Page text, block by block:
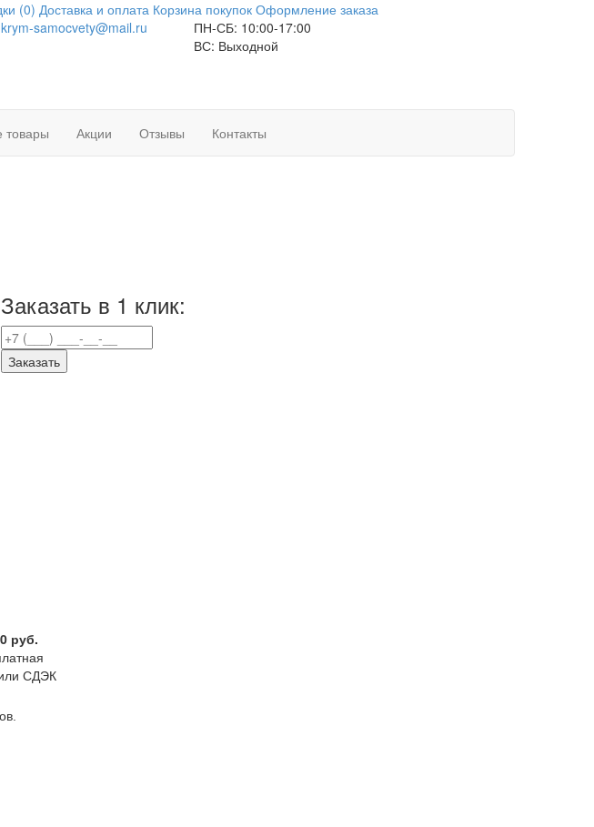
(0) Доставка и оплата Корзина покупок Оформление заказа
krym-samocvety@mail.ru
ПН-СБ: 10:00-17:00
ВС: Выходной
товары Акции Отзывы Контакты
Заказать в 1 клик:
Заказать
руб.
СДЭК